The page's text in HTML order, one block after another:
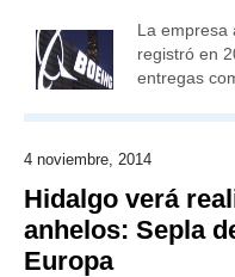
La empresa
registró en
entregas
4 noviembre, 2014
Hidalgo verá
anhelos: Sepla
Europa